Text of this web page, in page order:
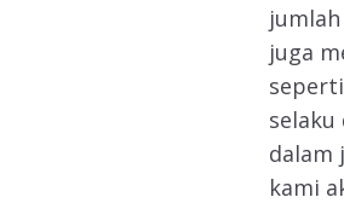
juga
dalam
kami